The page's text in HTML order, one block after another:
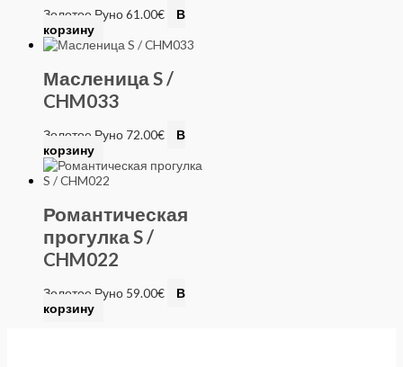
Золотое Руно61.00€
В
корзину
Масленица S /
CHM033
Золотое Руно 72.00€
В
корзину
Романтическая
прогулка S /
CHM022
Золотое Руно 59.00€
В
корзину